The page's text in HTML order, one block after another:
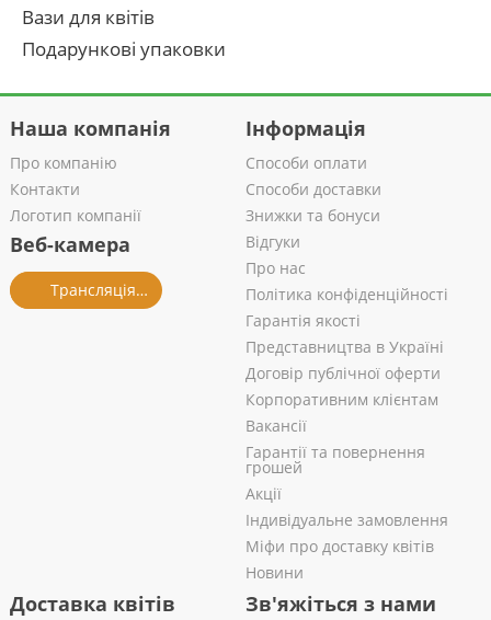
Вази для квітів
Подарункові упаковки
Наша компанія
Про компанію
Контакти
Логотип компанії
Веб-камера
Трансляція із салону
Інформація
Способи оплати
Способи доставки
Знижки та бонуси
Відгуки
Про нас
Політика конфіденційності
Гарантія якості
Представництва в Україні
Договір публічної оферти
Корпоративним клієнтам
Вакансії
Гарантії та повернення
грошей
Акції
Індивідуальне замовлення
Міфи про доставку квітів
Новини
Доставка квітів Зв'яжіться з нами